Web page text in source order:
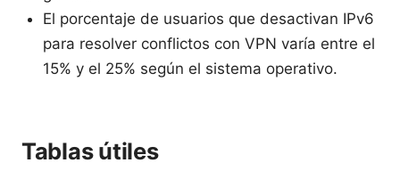
El porcentaje de usuarios que desactivan IPv6
para resolver conflictos con VPN varía entre el
15% y el 25% según el sistema operativo.
Tablas útiles